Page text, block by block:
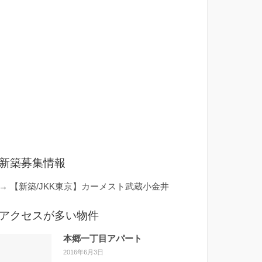
新築募集情報
→ 【新築/JKK東京】カーメスト武蔵小金井
アクセスが多い物件
本郷一丁目アパート
2016年6月3日